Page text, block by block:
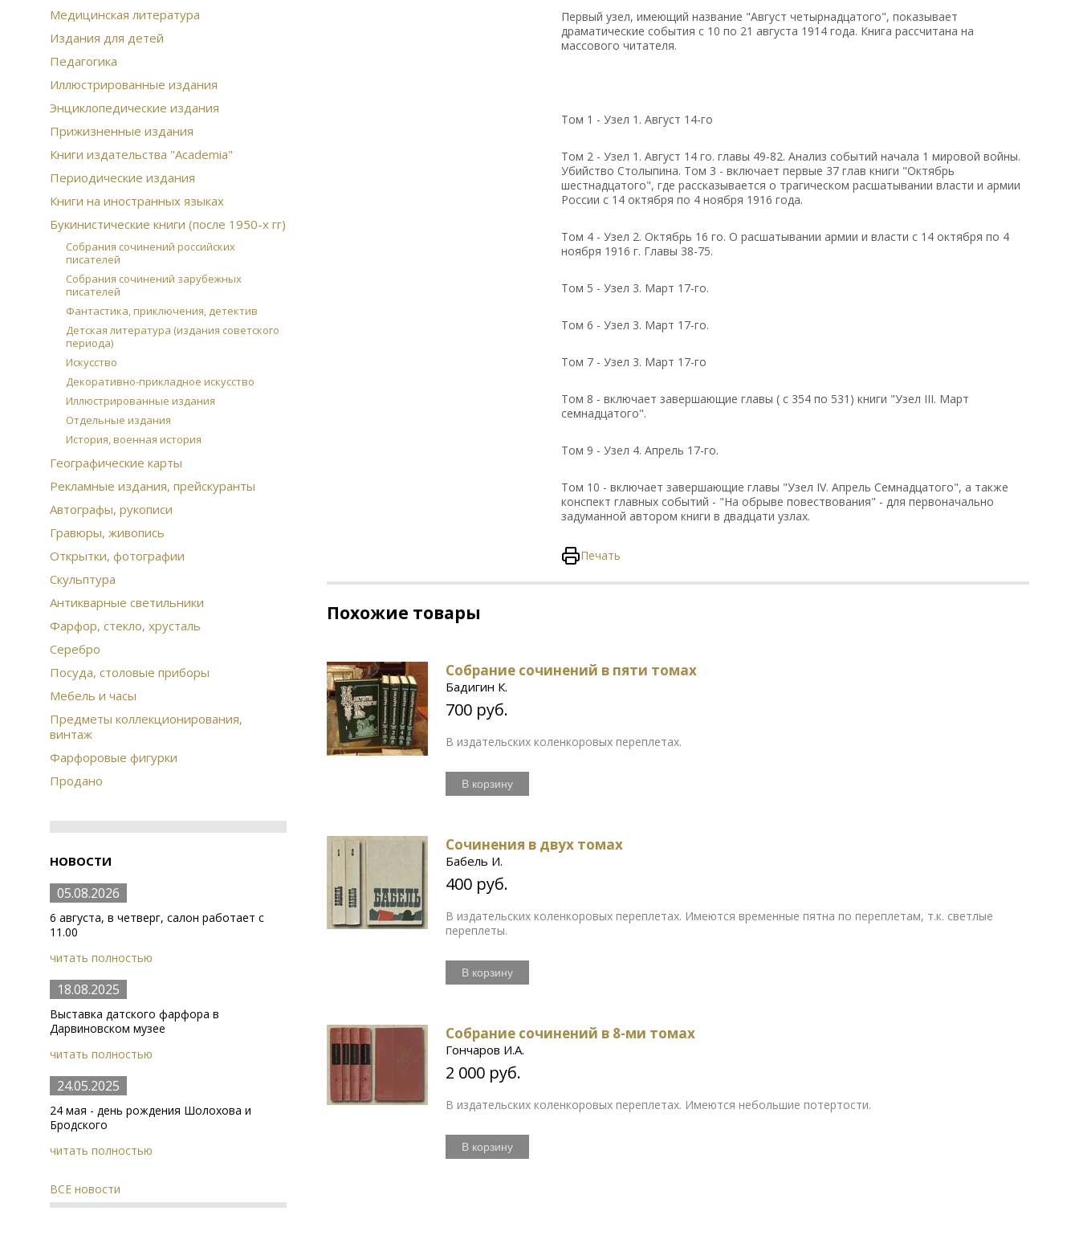
Медицинская литература
Издания для детей
Педагогика
Иллюстрированные издания
Энциклопедические издания
Прижизненные издания
Книги издательства "Academia"
Периодические издания
Книги на иностранных языках
Букинистические книги (после 1950-х гг)
Собрания сочинений российских
писателей
Собрания сочинений зарубежных
писателей
Фантастика, приключения, детектив
Детская литература (издания советского
периода)
Искусство
Декоративно-прикладное искусство
Иллюстрированные издания
Отдельные издания
История, военная история
Географические карты
Рекламные издания, прейскуранты
Автографы, рукописи
Гравюры, живопись
Открытки, фотографии
Скульптура
Антикварные светильники
Фарфор, стекло, хрусталь
Серебро
Посуда, столовые приборы
Мебель и часы
Предметы коллекционирования,
винтаж
Фарфоровые фигурки
Продано
НОВОСТИ
05.08.2026
6 августа, в четверг, салон работает с
11.00
читать полностью
18.08.2025
Выставка датского фарфора в
Дарвиновском музее
читать полностью
24.05.2025
24 мая - день рождения Шолохова и
Бродского
читать полностью
ВСЕ новости
Первый узел, имеющий название "Август четырнадцатого", показывает
драматические события с 10 по 21 августа 1914 года. Книга рассчитана на
массового читателя.
Том 1 - Узел 1. Август 14-го
Том 2 - Узел 1. Август 14 го. главы 49-82. Анализ событий начала 1 мировой войны.
Убийство Столыпина. Том 3 - включает первые 37 глав книги "Октябрь
шестнадцатого", где рассказывается о трагическом расшатывании власти и армии
России с 14 октября по 4 ноября 1916 года.
Том 4 - Узел 2. Октябрь 16 го. О расшатывании армии и власти с 14 октября по 4
ноября 1916 г. Главы 38-75.
Том 5 - Узел 3. Март 17-го.
Том 6 - Узел 3. Март 17-го.
Том 7 - Узел 3. Март 17-го
Том 8 - включает завершающие главы ( с 354 по 531) книги "Узел III. Март
семнадцатого".
Том 9 - Узел 4. Апрель 17-го.
Том 10 - включает завершающие главы "Узел IV. Апрель Семнадцатого", а также
конспект главных событий - "На обрыве повествования" - для первоначально
задуманной автором книги в двадцати узлах.
Печать
Похожие товары
Собрание сочинений в пяти томах
Бадигин К.
700 руб.
В издательских коленкоровых переплетах.
В корзину
Сочинения в двух томах
Бабель И.
400 руб.
В издательских коленкоровых переплетах. Имеются временные пятна по переплетам, т.к. светлые
переплеты.
В корзину
Собрание сочинений в 8-ми томах
Гончаров И.А.
2 000 руб.
В издательских коленкоровых переплетах. Имеются небольшие потертости.
В корзину